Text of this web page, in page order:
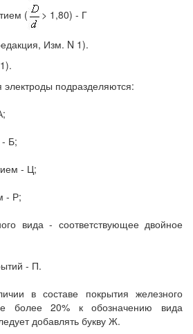
( > 1,80) - Г
Изм. N 1).
подразделяются:
Б;
- Ц;
- Р;
вида - соответствующее двойное
- П.
в составе покрытия железного
более 20% к обозначению вида
добавлять букву Ж.